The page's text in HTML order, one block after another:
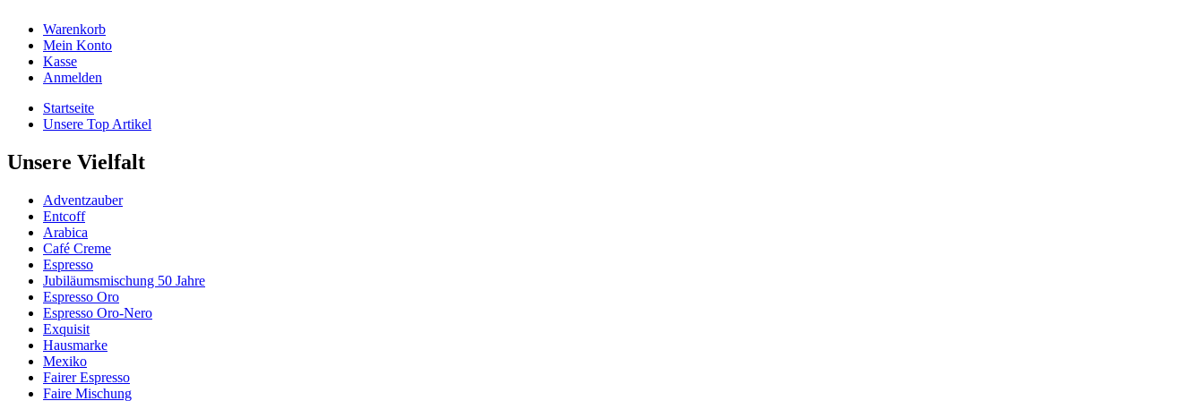
Warenkorb
Mein Konto
Kasse
Anmelden
Startseite
Unsere Top Artikel
Unsere Vielfalt
Adventzauber
Entcoff
Arabica
Café Creme
Espresso
Jubiläumsmischung 50 Jahre
Espresso Oro
Espresso Oro-Nero
Exquisit
Hausmarke
Mexiko
Fairer Espresso
Faire Mischung